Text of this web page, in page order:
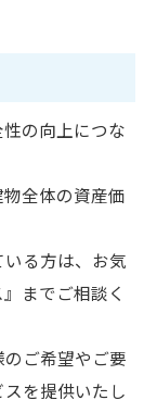
の向上につな
全体の資産価
る方は、お気
までご相談く
ご希望やご要
を提供いたし